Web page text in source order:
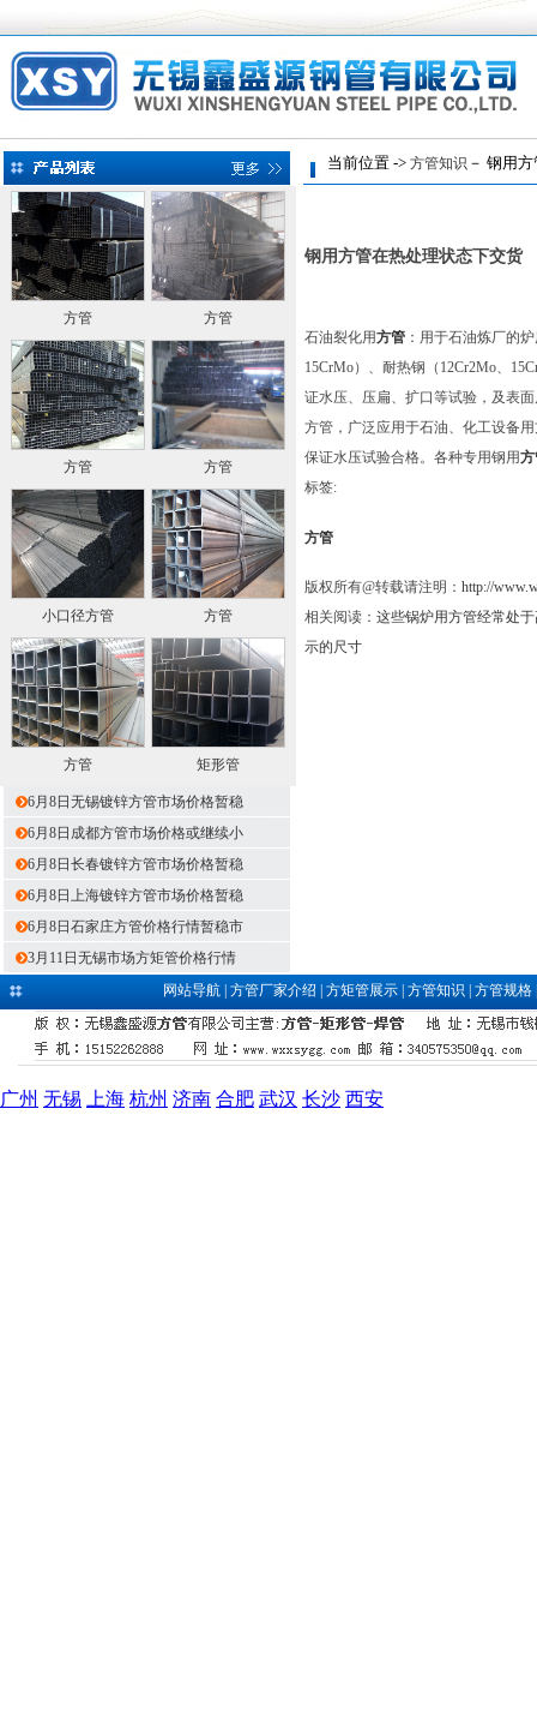
方管 方管
方管 方管
小口径方管 方管
方管 矩形管
6月8日无锡镀锌方管市场价格暂稳
6月8日成都方管市场价格或继续小
6月8日长春镀锌方管市场价格暂稳
6月8日上海镀锌方管市场价格暂稳
6月8日石家庄方管价格行情暂稳市
3月11日无锡市场方矩管价格行情
当前位置 -> 方管知识 － 钢用
钢用方管在热处理状态下交货
石油裂化用方管 ：用于石油炼厂的
15CrMo）、耐热钢（12Cr2Mo、
证水压、压扁、扩口等试验，及表
方管，广泛应用于石油、化工设备
保证水压试验合格。各种专用钢用
标签:
方管
版权所有@转载请注明： http://
相关阅读： 这些锅炉用方管经常处
示的尺寸
网站导航| 方管厂家介绍 方矩管展示| 方管知识 方管规格
广州 无锡 上海 杭州 济南 合肥 武汉 长沙 西安